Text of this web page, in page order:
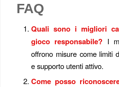
FAQ
Quali sono i migliori
gioco responsabile? I
offrono misure come limiti
e supporto utenti attivo.
Come posso